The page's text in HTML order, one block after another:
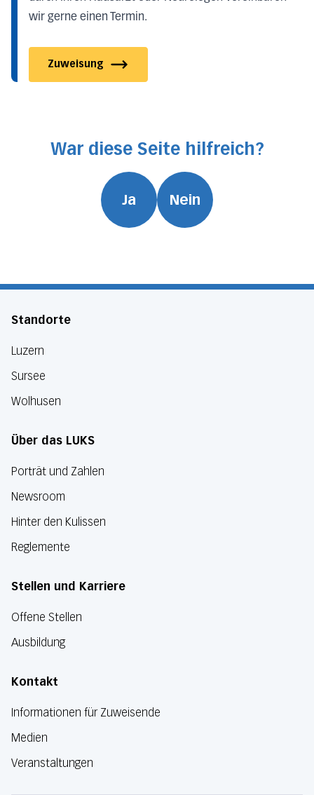
wir gerne einen Termin.
Zuweisung
War diese Seite hilfreich?
Ja Nein
Standorte
Luzern
Sursee
Wolhusen
Über das LUKS
Porträt und Zahlen
Newsroom
Hinter den Kulissen
Reglemente
Stellen und Karriere
Offene Stellen
Ausbildung
Kontakt
Informationen für Zuweisende
Medien
Veranstaltungen